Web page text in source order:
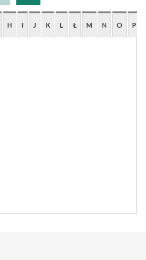
H I J K L Ł M N O P